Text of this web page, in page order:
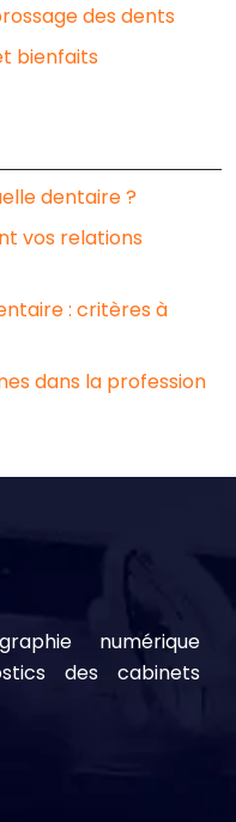
des dents
bienfaits
dentaire ?
vos relations
: critères à
dans la profession
numérique
des cabinets